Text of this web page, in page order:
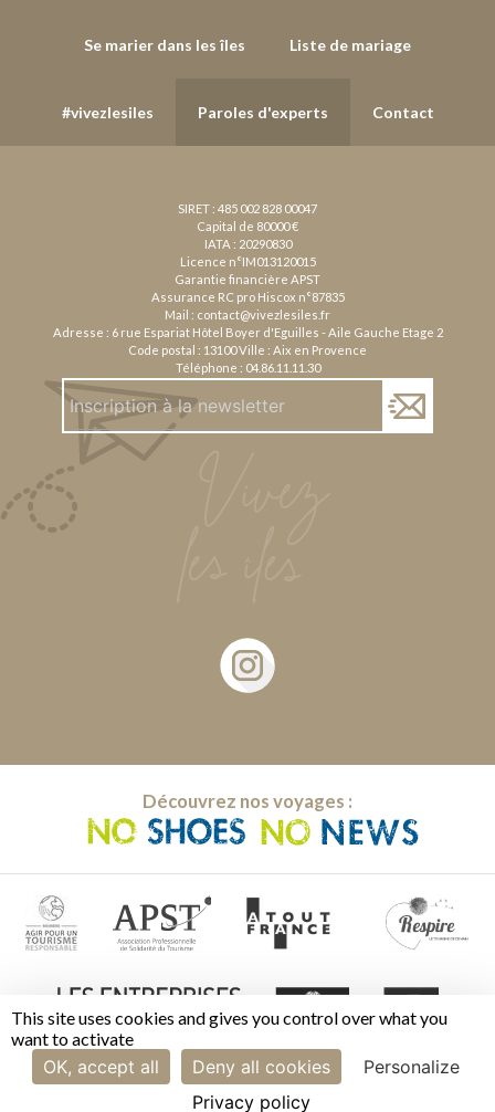
This site uses cookies and gives you control over what you
want to activate
OK, accept all Deny all cookies
Personalize
Privacy policy
Se marier dans les îles Liste de mariage
#vivezlesiles Paroles d'experts Contact
SIRET : 485 002 828 00047
Capital de 80000 €
IATA : 20290830
Licence n°IM013120015
Garantie financière APST
Assurance RC pro Hiscox n°87835
Mail : contact@vivezlesiles.fr
Adresse : 6 rue Espariat Hôtel Boyer d'Eguilles - Aile Gauche Etage 2
Code postal : 13100 Ville : Aix en Provence
Téléphone : 04.86.11.11.30
Découvrez nos voyages :
Mentions légales | CGV|Cookies|Gestion des cookies